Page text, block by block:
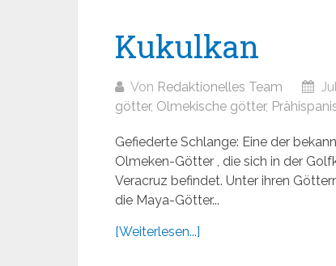
Kukulkan
Von Redaktionelles Team
götter, Olmekische götter,
Gefiederte Schlange: Eine der
Olmeken-Götter , die sich in der
Veracruz befindet. Unter ihren
die Maya-Götter...
[Weiterlesen...]